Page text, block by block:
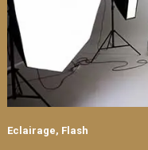
Eclairage, Flash